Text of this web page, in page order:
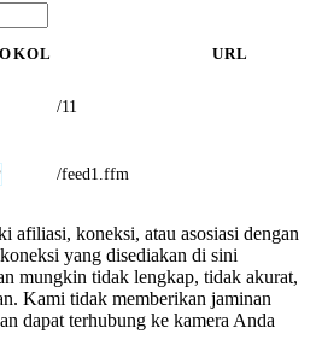
URL
/11
/feed1.ffm
afiliasi, koneksi, atau asosiasi dengan
yang disediakan di sini
mungkin tidak lengkap, tidak akurat,
Kami tidak memberikan jaminan
dapat terhubung ke kamera Anda